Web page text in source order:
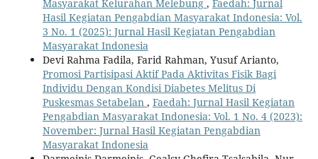
Masyarakat Kelurahan Melebung , Faedah: Jurnal
Hasil Kegiatan Pengabdian Masyarakat Indonesia: Vol.
3 No. 1 (2025): Jurnal Hasil Kegiatan Pengabdian
Masyarakat Indonesia
Devi Rahma Fadila, Farid Rahman, Yusuf Arianto,
Promosi Partisipasi Aktif Pada Aktivitas Fisik Bagi
Individu Dengan Kondisi Diabetes Melitus Di
Puskesmas Setabelan , Faedah: Jurnal Hasil Kegiatan
Pengabdian Masyarakat Indonesia: Vol. 1 No. 4 (2023):
November: Jurnal Hasil Kegiatan Pengabdian
Masyarakat Indonesia